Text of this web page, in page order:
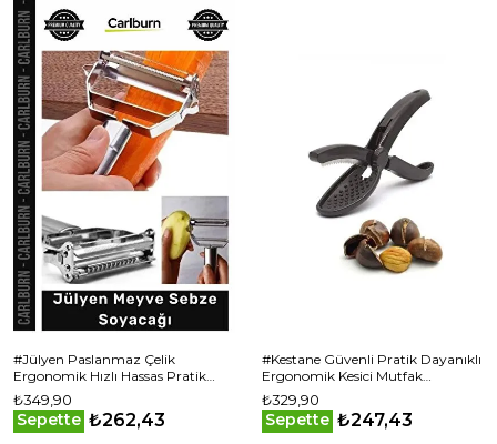
#Jülyen Paslanmaz Çelik
Ergonomik Hızlı Hassas Pratik
Mutfak Kolaylığı Jülyen Meyve
Sebze Soyacağı
₺349,90
Sepette ₺262,43
#Kestane Güvenli Pratik Dayanıklı
Ergonomik Kesici Mutfak
Yardımcısı Plastik Kestane Çizeceği
₺329,90
Sepette ₺247,43